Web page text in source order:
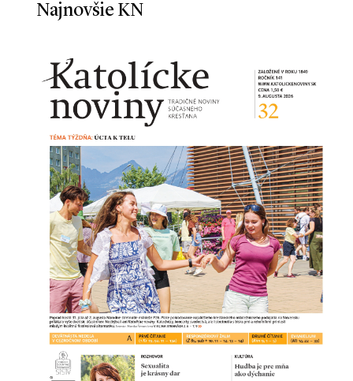
Najnovšie KN